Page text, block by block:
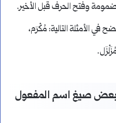
وفتح الحرف قبل الأخير.
في الأمثلة التالية: مُكْرَم،
لبعض صيغ اسم المفعول